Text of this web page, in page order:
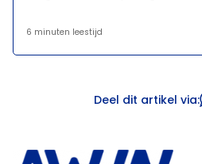
6 minuten leestijd
Deel dit artikel via: